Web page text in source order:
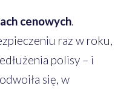
cenowych.
raz w roku,
polisy – i
się, w